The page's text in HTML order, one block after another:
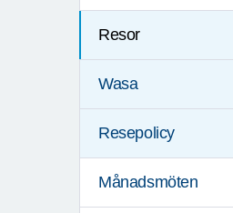
Resor
Wasa
Resepolicy
Månadsmöten